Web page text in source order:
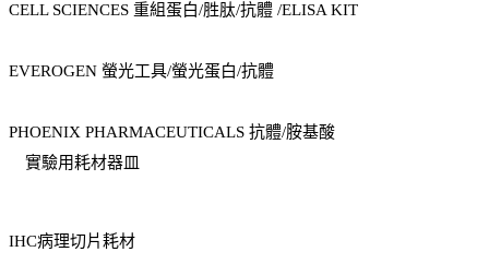
CELL SCIENCES 重組蛋白/胜肽/抗體 /ELISA KIT
EVEROGEN 螢光工具/螢光蛋白/抗體
PHOENIX PHARMACEUTICALS 抗體/胺基酸
實驗用耗材器皿
IHC病理切片耗材